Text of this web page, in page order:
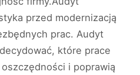
przed modernizacją
prac. Audyt
które prace
i poprawią